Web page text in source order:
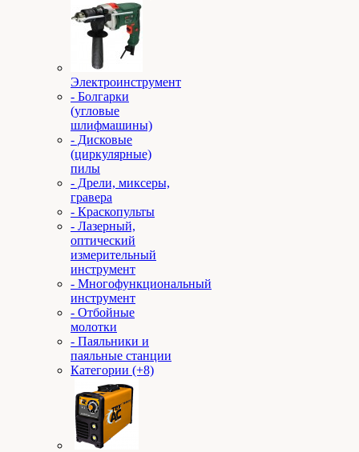
Электроинструмент
- Болгарки
(угловые
шлифмашины)
- Дисковые
(циркулярные)
пилы
- Дрели, миксеры,
гравера
- Краскопульты
- Лазерный,
оптический
измерительный
инструмент
- Многофункциональный
инструмент
- Отбойные
молотки
- Паяльники и
паяльные станции
Категории (+8)